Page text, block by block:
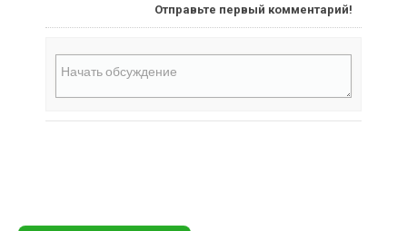
Отправьте первый комментарий!